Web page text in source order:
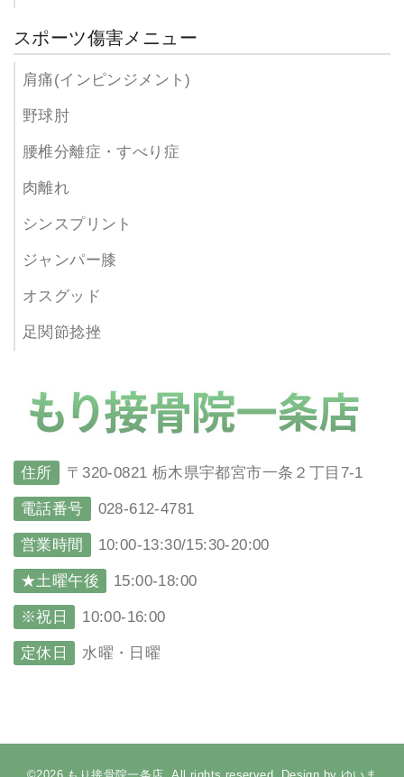
スポーツ傷害メニュー
肩痛(インピンジメント)
野球肘
腰椎分離症・すべり症
肉離れ
シンスプリント
ジャンパー膝
オスグッド
足関節捻挫
住所 〒320-0821 栃木県宇都宮市一条２丁目7-1
電話番号 028-612-4781
営業時間 10:00-13:30/15:30-20:00
★土曜午後 15:00-18:00
※祝日 10:00-16:00
定休日 水曜・日曜